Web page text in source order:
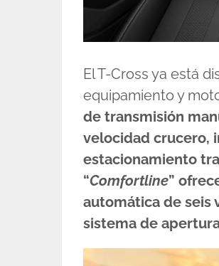
El T-Cross ya está
equipamiento y
de transmisión
velocidad crucero,
estacionamiento
“Comfortline”
automática de seis
sistema de